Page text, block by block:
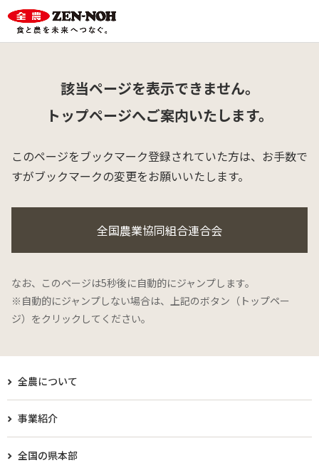
該当ページを表示できません。
トップページへご案内いたします。
このページをブックマーク登録されていた方は、 お手数で
すがブックマークの変更をお願いいたします。
全国農業協同組合連合会
なお、このページは5秒後に自動的にジャンプします。
※自動的にジャンプしない場合は、上記のボタン（トップペー
ジ）をクリックしてください。
全農について
事業紹介
全国の県本部